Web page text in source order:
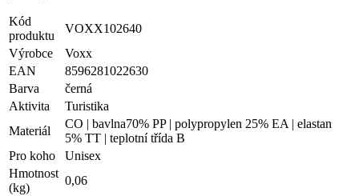
Kód
produktu
VOXX102640
Výrobce
Voxx
EAN
8596281022630
Barva
černá
Aktivita
Turistika
Materiál
CO | bavlna70% PP | polypropylen 25% EA | elastan
5% TT | teplotní třída B
Pro koho
Unisex
Hmotnost
(kg)
0,06